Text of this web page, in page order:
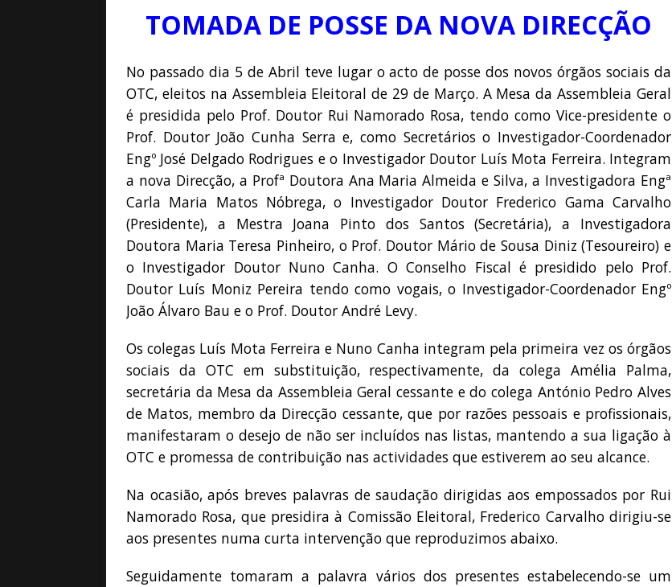
[ Abril 15, 2026 ] Géopolitique du chaos
CIÊNCIA E SOCIEDADE
TOMADA DE POSSE DA NOVA DIRECÇÃO
No passado dia 5 de Abril teve lugar o acto de posse dos novos órgãos sociais da
OTC, eleitos na Assembleia Eleitoral de 29 de Março. A Mesa da Assembleia Geral
é presidida pelo Prof. Doutor Rui Namorado Rosa, tendo como Vice-presidente o
Prof. Doutor João Cunha Serra e, como Secretários o Investigador-Coordenador
Engº José Delgado Rodrigues e o Investigador Doutor Luís Mota Ferreira. Integram
a nova Direcção, a Profª Doutora Ana Maria Almeida e Silva, a Investigadora Engª
Carla Maria Matos Nóbrega, o Investigador Doutor Frederico Gama Carvalho
(Presidente), a Mestra Joana Pinto dos Santos (Secretária), a Investigadora
Doutora Maria Teresa Pinheiro, o Prof. Doutor Mário de Sousa Diniz (Tesoureiro) e
o Investigador Doutor Nuno Canha. O Conselho Fiscal é presidido pelo Prof.
Doutor Luís Moniz Pereira tendo como vogais, o Investigador-Coordenador Engº
João Álvaro Bau e o Prof. Doutor André Levy.
Os colegas Luís Mota Ferreira e Nuno Canha integram pela primeira vez os órgãos
sociais da OTC em substituição, respectivamente, da colega Amélia Palma,
secretária da Mesa da Assembleia Geral cessante e do colega António Pedro Alves
de Matos, membro da Direcção cessante, que por razões pessoais e profissionais,
manifestaram o desejo de não ser incluídos nas listas, mantendo a sua ligação à
OTC e promessa de contribuição nas actividades que estiverem ao seu alcance.
Na ocasião, após breves palavras de saudação dirigidas aos empossados por Rui
Namorado Rosa, que presidira à Comissão Eleitoral, Frederico Carvalho dirigiu-se
aos presentes numa curta intervenção que reproduzimos abaixo.
Seguidamente tomaram a palavra vários dos presentes estabelecendo-se um